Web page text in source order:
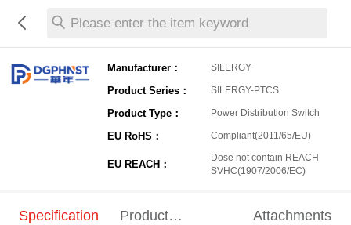
Please enter the item keyword
Manufacturer： SILERGY
Product Series： SILERGY-PTCS
Product Type： Power Distribution Switch
EU RoHS： Compliant(2011/65/EU)
EU REACH：
Dose not contain REACH
SVHC(1907/2006/EC)
Specification
Product
Attachments